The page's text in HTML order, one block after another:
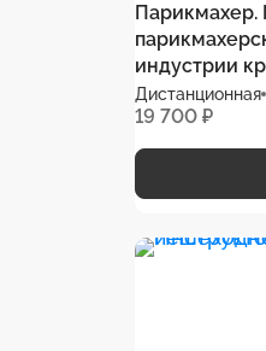
Парикмахер.
индустрии
Дистанционная
19 700 ₽